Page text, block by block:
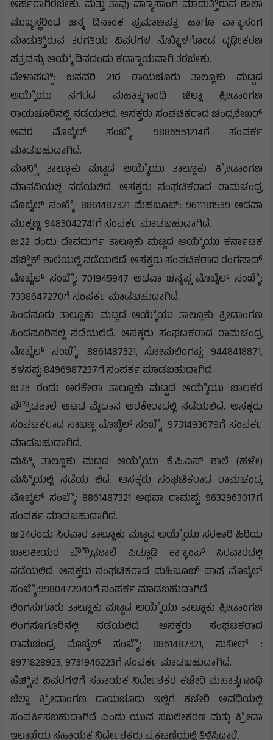
ಅರ್ಹರಾಗಿರಬೇಕು. ಮತ್ತು ತಾವು ವ್ಯಾಾಸಾಂಗ ಮಾಡುತ್ತಿಿರುವ ಶಾಲಾ
ಮುಖ್ಯಸ್ಥರಿಂದ ಜನ್ಮ ದಿನಾಂಕ ಪ್ರಮಾಣಪತ್ರ ಹಾಗೂ ವ್ಯಾಾಸಂಗ
ಮಾಡುತ್ತಿಿರುವ ತರಗತಿಯ ವಿವರಗಳ ನ್ನೊೊಳಗೊಂಡ ದೃಢೀಕರಣ
ಪತ್ರವನ್ನು ಆಯ್ಕೆೆ ದಿನದಂದು ಕಡ್ಡಾಾಯವಾಗಿ ತರಬೇಕು.
ವೇಳಾಪಟ್ಟಿಿ: ಜನವರಿ 21ರ ರಾಯಚೂರು ತಾಲ್ಲೂಕು ಮಟ್ಟದ
ಆಯ್ಕೆೆಯು ನಗರದ ಮಹಾತ್ಮಗಾಂಧಿ ಜಿಲ್ಲಾ ಕ್ರೀಡಾಂಗಣ
ರಾಯಚೂರಿನಲ್ಲಿ ನಡೆಯಲಿದೆ. ಆಸಕ್ತರು ಸಂಘಟಿಕರಾದ ಚಂದ್ರಶೇಖರ್
ಅವರ ಮೊಬೈಲ್ ಸಂಖ್ಯೆೆ: 9886551214ಗೆ ಸಂಪರ್ಕ
ಮಾಡಬಹುದಾಗಿದೆ.
ಮಾನ್ವಿಿ ತಾಲ್ಲೂಕು ಮಟ್ಟದ ಆಯ್ಕೆೆಯು ತಾಲ್ಲೂಕು ಕ್ರೀೆಡಾಂಗಣ
ಮಾನವಿಯಲ್ಲಿ ನಡೆಯಲಿದೆ. ಆಸಕ್ತರು ಸಂಘಟಿಕರಾದ ರಾಮಚಂದ್ರ
ಮೊಬೈಲ್ ಸಂಖ್ಯೆೆ: 8861487321 ಮೆಹಬೂಬ್: 9611181539 ಅಥವಾ
ಮುಕ್ಕಣ್ಣ: 9483042741ಗೆ ಸಂಪರ್ಕ ಮಾಡಬಹುದಾಗಿದೆ.
ಜ.22 ರಂದು ದೇವದುರ್ಗ ತಾಲ್ಲೂಕು ಮಟ್ಟದ ಆಯ್ಕೆೆಯು ಕರ್ನಾಟಕ
ಪಬ್ಲಿಿಕ್ ಶಾಲೆಯಲ್ಲಿ ನಡೆಯಲಿದೆ. ಆಸಕ್ತರು ಸಂಘಟಿಕರಾದ ರಂಗನಾಥ್
ಮೊಬೈಲ್ ಸಂಖ್ಯೆೆ: 701945947 ಅಥವಾ ಚನ್ನಪ್ಪ ಮೊಬೈಲ್ ಸಂಖ್ಯೆೆ:
7338647270ಗೆ ಸಂಪರ್ಕ ಮಾಡಬಹುದಾಗಿದೆ.
ಸಿಂಧನೂರು ತಾಲ್ಲೂಕು ಮಟ್ಟದ ಆಯ್ಕೆೆಯು ತಾಲ್ಲೂಕು ಕ್ರೀಡಾಂಗಣ
ಸಿಂಧನೂರಿನಲ್ಲಿ ನಡೆಯಲಿದೆ. ಆಸಕ್ತರು ಸಂಘಟಕರಾದ ರಾಮಚಂದ್ರ
ಮೊಬೈಲ್ ಸಂಖ್ಯೆೆ: 8861487321, ಸೋಮಲಿಂಗಪ್ಪ: 9448418871,
ಕಳಸಪ್ಪ: 8496987237ಗೆ ಸಂಪರ್ಕ ಮಾಡಬಹುದಾಗಿದೆ.
ಜ.23 ರಂದು ಅರಕೇರಾ ತಾಲ್ಲೂಕು ಮಟ್ಟದ ಆಯ್ಕೆೆಯು ಬಾಲಕರ
ಪ್ರೌೌಢಶಾಲೆ ಆಟದ ಮೈದಾನ ಅರಕೇರಾದಲ್ಲಿ ನಡೆಯಲಿದೆ. ಆಸಕ್ತರು
ಸಂಘಟಕರಾದ ಸಾಬಣ್ಣ ಮೊಬೈಲ್ ಸಂಖ್ಯೆೆ: 9731493679ಗೆ ಸಂಪರ್ಕ
ಮಾಡಬಹುದಾಗಿದೆ.
ಮಸ್ಕಿಿ ತಾಲ್ಲೂಕು ಮಟ್ಟದ ಆಯ್ಕೆೆಯು ಕೆ.ಪಿ.ಎಸ್ ಶಾಲೆ (ಹಳೇ)
ಮಸ್ಕಿಿಯಲ್ಲಿ ನಡೆಯ ಲಿದೆ. ಆಸಕ್ತರು ಸಂಘಟಿಕರಾದ ರಾಮಚಂದ್ರ
ಮೊಬೈಲ್ ಸಂಖ್ಯೆೆ: 8861487321 ಅಥವಾ ರಾಮಪ್ಪ: 9632963017ಗೆ
ಸಂಪರ್ಕ ಮಾಡಬಹುದಾಗಿದೆ.
ಜ.24ರಂದು ಸಿರವಾರ ತಾಲ್ಲೂಕು ಮಟ್ಟದ ಆಯ್ಕೆೆಯು ಸರಕಾರಿ ಹಿರಿಯ
ಬಾಲಕೀಯರ ಪ್ರೌೌಢಶಾಲೆ ಪಿಡ್ಲೂಡಿ ಕ್ಯಾಾಂಪ್ ಸಿರವಾರದಲ್ಲಿ
ನಡೆಯಲಿದೆ. ಆಸಕ್ತರು ಸಂಘಟಿಕರಾದ ಮಹಿಬೂಬ್ ಪಾಷ ಮೊಬೈಲ್
ಸಂಖ್ಯೆೆ:9980472040ಗೆ ಸಂಪರ್ಕ ಮಾಡಬಹುದಾಗಿದೆ.
ಲಿಂಗಸುಗೂರು ತಾಲ್ಲೂಕು ಮಟ್ಟದ ಆಯ್ಕೆೆಯು ತಾಲ್ಲೂಕು ಕ್ರೀಡಾಂಗಣ
ಲಿಂಗಸೂಗೂರಿನಲ್ಲಿ ನಡೆಯಲಿದೆ. ಆಸಕ್ತರು ಸಂಘಟಕರಾದ
ರಾಮಚಂದ್ರ ಮೊಬೈಲ್ ಸಂಖ್ಯೆೆ: 8861487321, ಸುನೀಲ್ :
8971828923, 9731946223ಗೆ ಸಂಪರ್ಕ ಮಾಡಬಹುದಾಗಿದೆ.
ಹೆಚ್ಚಿಿನ ವಿವರಗಳಿಗೆ ಸಹಾಯಕ ನಿರ್ದೇಶಕರ ಕಚೇರಿ ಮಹಾತ್ಮಗಾಂಧಿ
ಜಿಲ್ಲಾ ಕ್ರೀೆಡಾಂಗಣ ರಾಯಚೂರು ಇಲ್ಲಿಗೆ ಕಚೇರಿ ಅವಧಿಯಲ್ಲಿ
ಸಂಪರ್ಕಿಸಬಹುದಾಗಿದೆ ಎಂದು ಯುವ ಸಬಲೀಕರಣ ಮತ್ತು ಕ್ರೀೆಡಾ